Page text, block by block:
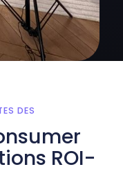
DES
ROI-